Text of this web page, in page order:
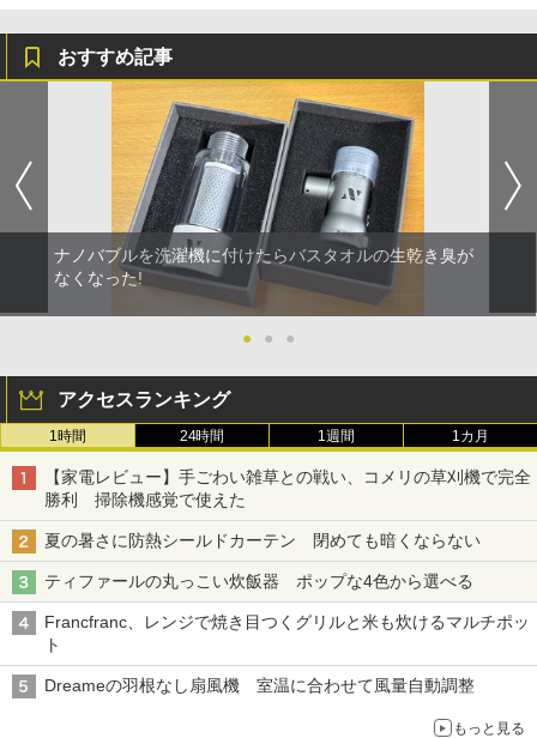
おすすめ記事
ナノバブルを洗濯機に付けたらバスタオルの生乾き臭が
なくなった!
● ● ●
アクセスランキング
1時間 24時間 1週間 1カ月
【家電レビュー】手ごわい雑草との戦い、コメリの草刈機で完全
勝利 掃除機感覚で使えた
夏の暑さに防熱シールドカーテン 閉めても暗くならない
ティファールの丸っこい炊飯器 ポップな4色から選べる
Francfranc、レンジで焼き目つくグリルと米も炊けるマルチポッ
ト
Dreameの羽根なし扇風機 室温に合わせて風量自動調整
もっと見る